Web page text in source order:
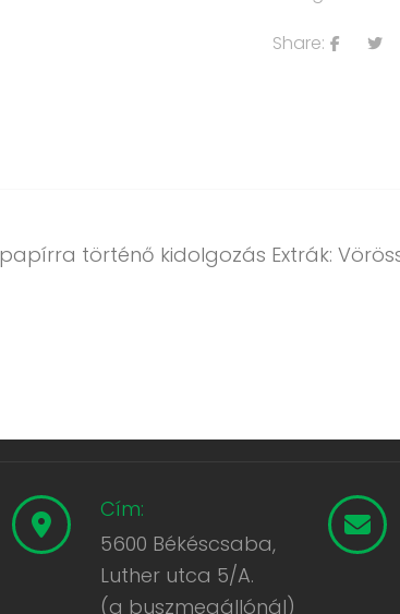
Share:
történő kidolgozás Extrák:
Cím:
5600 Békéscsaba,
Luther utca 5/A.
(a buszmegállónál)